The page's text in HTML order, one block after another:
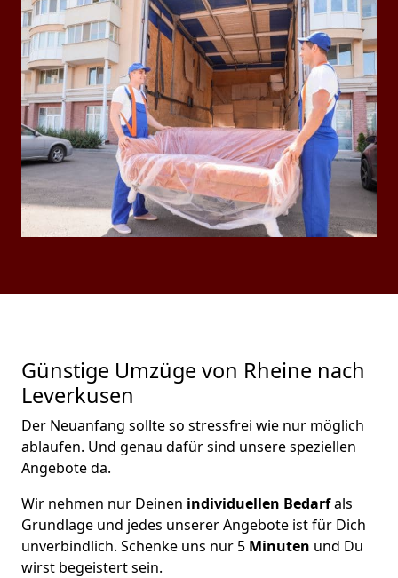
Günstige Umzüge von Rheine nach
Leverkusen
Der Neuanfang sollte so stressfrei wie nur möglich
ablaufen. Und genau dafür sind unsere speziellen
Angebote da.
Wir nehmen nur Deinen individuellen Bedarfals
Grundlage und jedes unserer Angebote ist für Dich
unverbindlich. Schenke uns nur 5 Minuten und Du
wirst begeistert sein.